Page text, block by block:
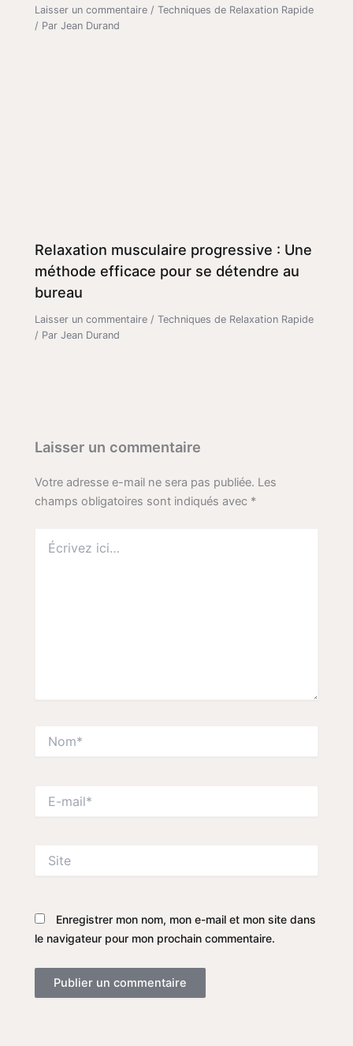
Laisser un commentaire /Techniques de Relaxation Rapide
/ ParJean Durand
Relaxation musculaire progressive : Une
méthode efficace pour se détendre au
bureau
Laisser un commentaire /Techniques de Relaxation Rapide
/ ParJean Durand
Laisser un commentaire
Votre adresse e-mail ne sera pas publiée. Les
champs obligatoires sont indiqués avec *
ici…
mail*
Enregistrer mon nom, mon e-mail et mon site dans
le navigateur pour mon prochain commentaire.